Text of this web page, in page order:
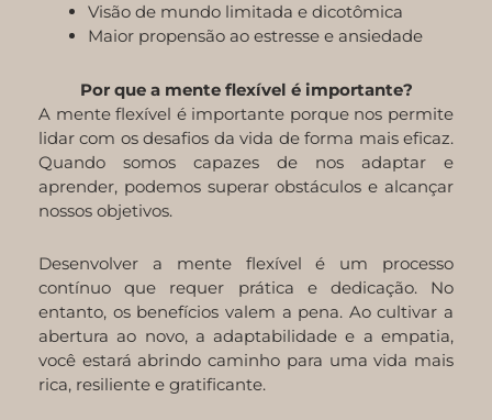
Visão de mundo limitada e dicotômica
Maior propensão ao estresse e ansiedade
Por que a mente flexível é importante?
A mente flexível é importante porque nos permite
lidar com os desafios da vida de forma mais eficaz.
Quando somos capazes de nos adaptar e
aprender, podemos superar obstáculos e alcançar
nossos objetivos.
Desenvolver a mente flexível é um processo
contínuo que requer prática e dedicação. No
entanto, os benefícios valem a pena. Ao cultivar a
abertura ao novo, a adaptabilidade e a empatia,
você estará abrindo caminho para uma vida mais
rica, resiliente e gratificante.